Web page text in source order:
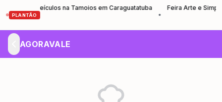
PLANTÃO
veículos na Tamoios em Caraguatatuba
Feira Arte e Simpatia abre
AGORAVALE